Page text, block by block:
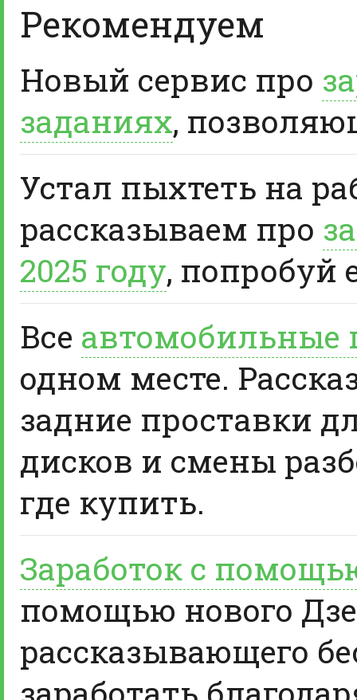
Рекомендуем
Новый сервис про
заданиях,
Устал пыхтеть на
рассказываем про
2025 году, попробуй
Все автомобильные
одном месте.
задние проставки
дисков и смены
где купить.
Заработок с
помощью нового
рассказывающего